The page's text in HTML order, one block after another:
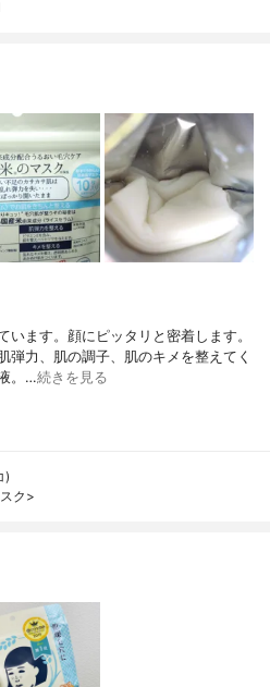
います。顔にピッタリと密着します。
弾力、肌の調子、肌のキメを整えてく
。…続きを見る
)
ク>